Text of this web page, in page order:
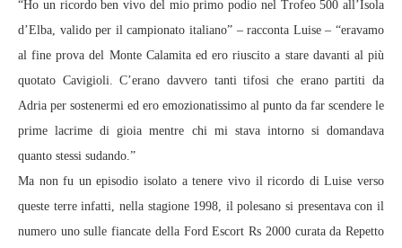
“Ho un ricordo ben vivo del mio primo podio nel Trofeo 500 all’Isola
d’Elba, valido per il campionato italiano” – racconta Luise – “eravamo
al fine prova del Monte Calamita ed ero riuscito a stare davanti al più
quotato Cavigioli. C’erano davvero tanti tifosi che erano partiti da
Adria per sostenermi ed ero emozionatissimo al punto da far scendere le
prime lacrime di gioia mentre chi mi stava intorno si domandava
quanto stessi sudando.”
Ma non fu un episodio isolato a tenere vivo il ricordo di Luise verso
queste terre infatti, nella stagione 1998, il polesano si presentava con il
numero uno sulle fiancate della Ford Escort Rs 2000 curata da Repetto